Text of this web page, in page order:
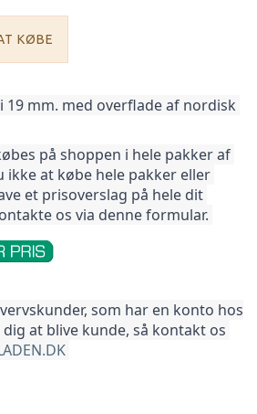
KØBE
i 19 mm. med overflade af nordisk
på shoppen i hele pakker af
ikke at købe hele pakker eller
et prisoverslag på hele dit
os via denne formular.
som har en konto hos
at blive kunde, så kontakt os